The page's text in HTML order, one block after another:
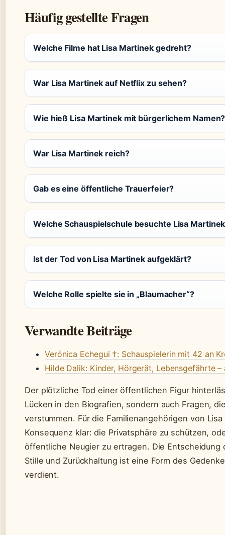
Häufig gestellte Fragen
Welche Filme hat Lisa Martinek gedreht?
War Lisa Martinek auf Netflix zu sehen?
Wie hieß Lisa Martinek mit bürgerlichem Namen?
War Lisa Martinek reich?
Gab es eine öffentliche Trauerfeier?
Welche Schauspielschule besuchte Lisa
Ist der Tod von Lisa Martinek aufgeklärt?
Welche Rolle spielte sie in „Blaumacher“?
Verwandte Beiträge
Verónica Echegui †: Schauspielerin mit 42 an
Hilde Dalik: Kinder, Hörgerät, Lebensgefährte –
Der plötzliche Tod einer öffentlichen Figur
Lücken in den Biografien, sondern auch Fragen,
verstummen. Für die Familienangehörigen von
Konsequenz klar: die Privatsphäre zu schützen,
öffentliche Neugier zu ertragen. Die Entscheidung
Stille und Zurückhaltung ist eine Form des
verdient.